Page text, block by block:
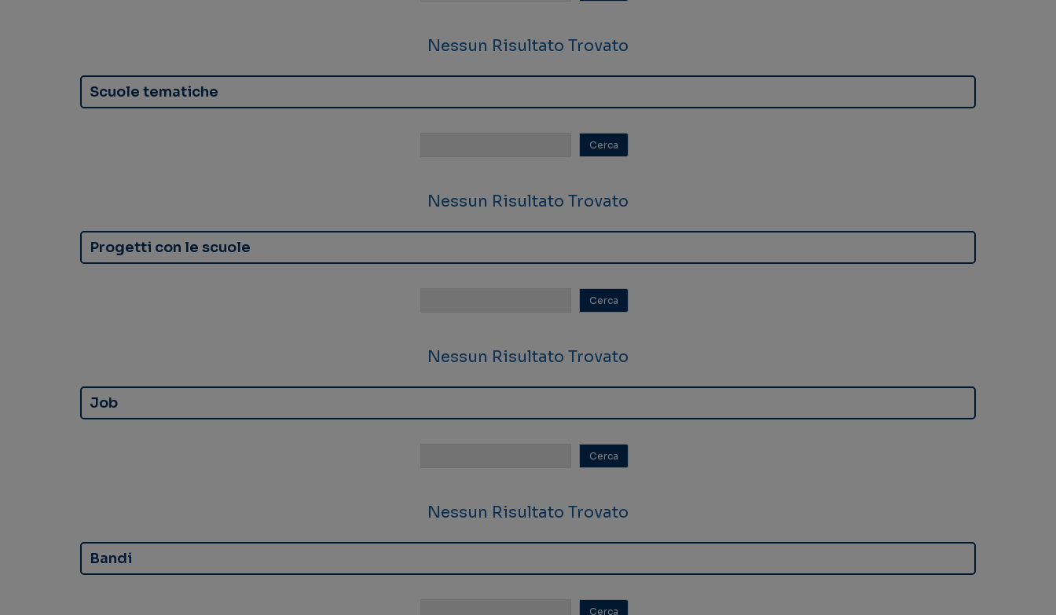
Nessun Risultato Trovato
Scuole tematiche
Nessun Risultato Trovato
Progetti con le scuole
Nessun Risultato Trovato
Job
Nessun Risultato Trovato
Bandi